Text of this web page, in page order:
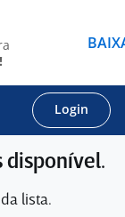
Login
disponível.
lista.